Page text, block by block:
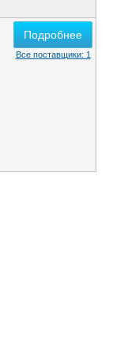
Подробнее
Все поставщики: 1